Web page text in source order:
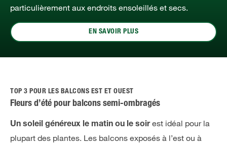
particulièrement aux endroits ensoleillés et secs.
EN SAVOIR PLUS
TOP 3 POUR LES BALCONS EST ET OUEST
Fleurs d’été pour balcons semi-ombragés
Un soleil généreux le matin ou le soirest idéal pour la
plupart des plantes. Les balcons exposés à l’est ou à